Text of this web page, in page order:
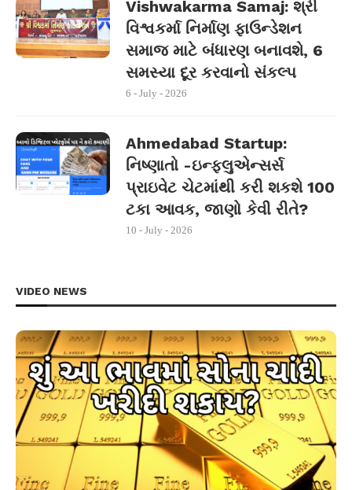
Vishwakarma Samaj: શ્રી
વિશ્વકર્મા નિર્માણ ફાઉન્ડેશન
સમાજ માટે બંધારણ બનાવશે, 6
સમસ્યા દૂર કરવાનો સંકલ્પ
6 - July - 2026
Ahmedabad Startup:
નિષ્ણાતો -ઇન્ફ્લુએન્સર્સ
પ્રાઇવેટ ચેટમાંથી કરી શકશે 100
ટકા આવક, જાણો કેવી રીતે?
10 - July - 2026
VIDEO NEWS